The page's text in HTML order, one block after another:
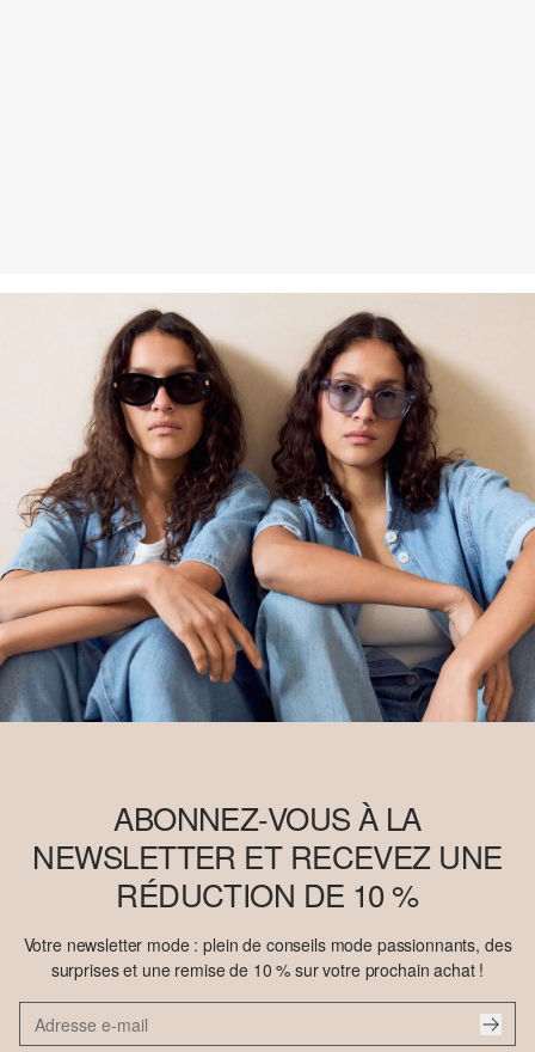
ABONNEZ-VOUS À LA
NEWSLETTER ET RECEVEZ UNE
RÉDUCTION DE 10 %
Votre newsletter mode : plein de conseils mode passionnants, des
surprises et une remise de 10 % sur votre prochain achat !